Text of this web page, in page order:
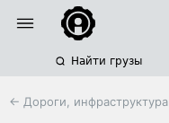
Найти грузы
← Дороги, инфраструктура